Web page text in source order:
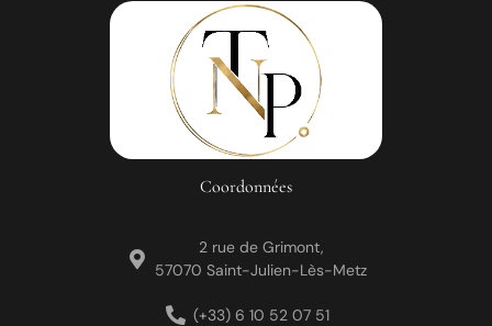
Coordonnées
2 rue de Grimont,
57070 Saint-Julien-Lès-Metz
(+33) 6 10 52 07 51